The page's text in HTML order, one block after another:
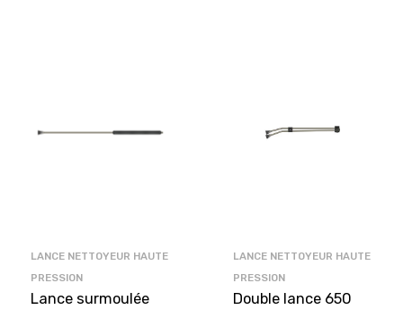
LANCE NETTOYEUR HAUTE
PRESSION
Lance surmoulée
LANCE NETTOYEUR HAUTE
PRESSION
Double lance 650